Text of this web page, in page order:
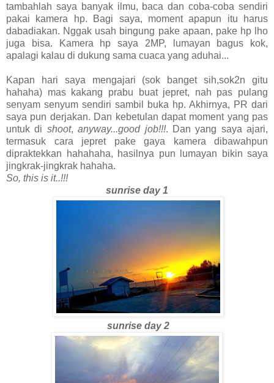
tambahlah saya banyak ilmu, baca dan coba-coba sendiri
pakai kamera hp. Bagi saya, moment apapun itu harus
dabadiakan. Nggak usah bingung pake apaan, pake hp lho
juga bisa. Kamera hp saya 2MP, lumayan bagus kok,
apalagi kalau di dukung sama cuaca yang aduhai...
Kapan hari saya mengajari (sok banget sih,sok2n gitu
hahaha) mas kakang prabu buat jepret, nah pas pulang
senyam senyum sendiri sambil buka hp. Akhirnya, PR dari
saya pun derjakan. Dan kebetulan dapat moment yang pas
untuk di shoot,anyway...good job!!!. Dan yang saya ajari,
termasuk cara jepret pake gaya kamera dibawahpun
dipraktekkan hahahaha, hasilnya pun lumayan bikin saya
jingkrak-jingkrak hahaha.
So, this is it..!!!
sunrise day 1
sunrise day 2